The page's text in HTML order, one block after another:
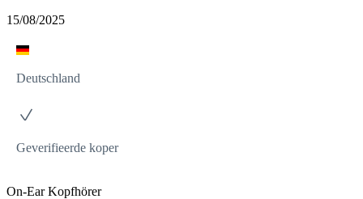
15/08/2025
Deutschland
Geverifieerde koper
On-Ear Kopfhörer